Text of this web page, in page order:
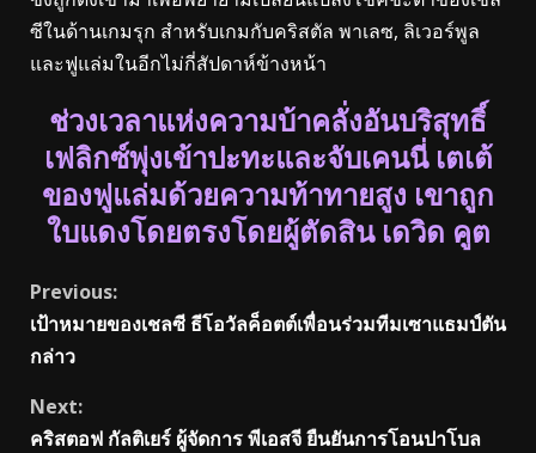
ซีในด้านเกมรุก สำหรับเกมกับคริสตัล พาเลซ, ลิเวอร์พูล
และฟูแล่มในอีกไม่กี่สัปดาห์ข้างหน้า
ช่วงเวลาแห่งความบ้าคลั่งอันบริสุทธิ์
เฟลิกซ์พุ่งเข้าปะทะและจับเคนนี่ เตเต้
ของฟูแล่มด้วยความท้าทายสูง เขาถูก
ใบแดงโดยตรงโดยผู้ตัดสิน เดวิด คูต
Continue
Reading
Previous:
เป้าหมายของเชลซี ธีโอวัลค็อตต์เพื่อนร่วมทีมเซาแธมป์ตัน
กล่าว
Next:
คริสตอฟ กัลติเยร์ ผู้จัดการ พีเอสจี ยืนยันการโอนปาโบล